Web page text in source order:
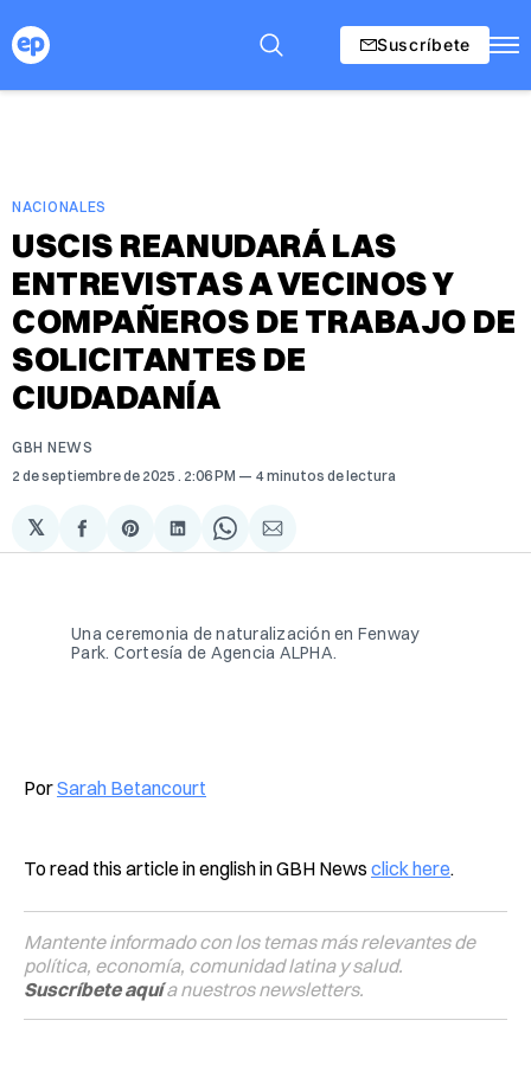
Suscríbete
NACIONALES
USCIS REANUDARÁ LAS
ENTREVISTAS A VECINOS Y
COMPAÑEROS DE TRABAJO DE
SOLICITANTES DE
CIUDADANÍA
GBH NEWS
2 de septiembre de 2025 . 2:06 PM 4 minutos de lectura
𝕏
Compartir
en
Share
on
Compartir
en
Share
on
Compartir
via
Una ceremonia de naturalización en Fenway
Park. Cortesía de Agencia ALPHA.
PorSarah Betancourt
To read this article in english in GBH News click here.
Mantente informado con los temas más relevantes de
política, economía, comunidad latina y salud.
Suscríbete aquía nuestros newsletters.